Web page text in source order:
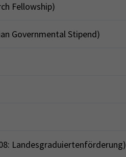
Fellowship)
Governmental Stipend)
Landesgraduiertenförderung)